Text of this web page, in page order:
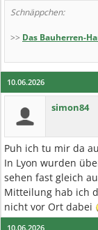
Schnäppchen:
>> Das Bauherren-
10.06.2026
simon84
Puh ich tu mir da
In Lyon wurden
sehen fast gleich
Mitteilung hab ich
nicht vor Ort dabei
10.06.2026